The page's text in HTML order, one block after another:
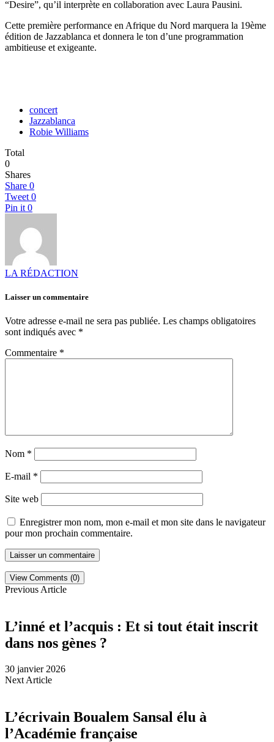
“Desire”, qu’il interprète en collaboration avec Laura Pausini.
Cette première performance en Afrique du Nord marquera la 19ème
édition de Jazzablanca et donnera le ton d’une programmation
ambitieuse et exigeante.
concert
Jazzablanca
Robie Williams
Total
0
Shares
Share 0
Tweet 0
Pin it 0
LA RÉDACTION
Laisser un commentaire
Votre adresse e-mail ne sera pas publiée. Les champs obligatoires
sont indiqués avec *
Commentaire *
Nom *
E-mail *
Site web
Enregistrer mon nom, mon e-mail et mon site dans le navigateur
pour mon prochain commentaire.
View Comments (0)
Previous Article
L’inné et l’acquis : Et si tout était inscrit
dans nos gènes ?
30 janvier 2026
Next Article
L’écrivain Boualem Sansal élu à
l’Académie française